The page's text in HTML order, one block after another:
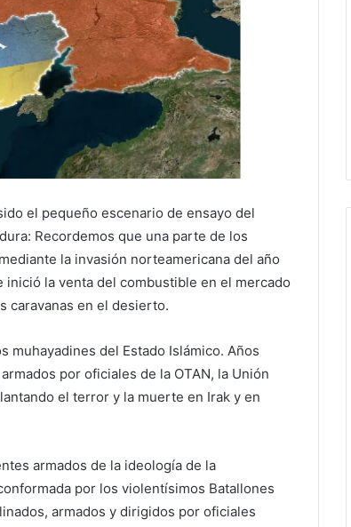
el pequeño escenario de ensayo del
Recordemos que una parte de los
la invasión norteamericana del año
la venta del combustible en el mercado
caravanas en el desierto.
del Estado Islámico. Años
por oficiales de la OTAN, la Unión
el terror y la muerte en Irak y en
armados de la ideología de la
por los violentísimos Batallones
armados y dirigidos por oficiales